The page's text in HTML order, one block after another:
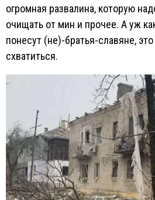
огромная развалина, которую
очищать от мин и прочее. А уж
понесут (не)-братья-славяне,
схватиться.